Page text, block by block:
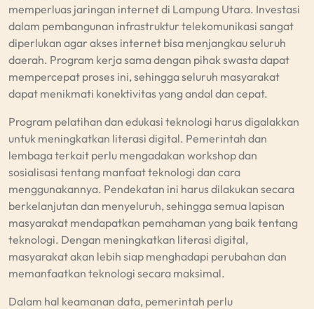
memperluas jaringan internet di Lampung Utara. Investasi
dalam pembangunan infrastruktur telekomunikasi sangat
diperlukan agar akses internet bisa menjangkau seluruh
daerah. Program kerja sama dengan pihak swasta dapat
mempercepat proses ini, sehingga seluruh masyarakat
dapat menikmati konektivitas yang andal dan cepat.
Program pelatihan dan edukasi teknologi harus digalakkan
untuk meningkatkan literasi digital. Pemerintah dan
lembaga terkait perlu mengadakan workshop dan
sosialisasi tentang manfaat teknologi dan cara
menggunakannya. Pendekatan ini harus dilakukan secara
berkelanjutan dan menyeluruh, sehingga semua lapisan
masyarakat mendapatkan pemahaman yang baik tentang
teknologi. Dengan meningkatkan literasi digital,
masyarakat akan lebih siap menghadapi perubahan dan
memanfaatkan teknologi secara maksimal.
Dalam hal keamanan data, pemerintah perlu